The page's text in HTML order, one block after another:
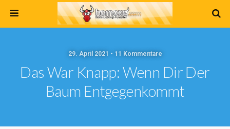
29. April 2021 • 11 Kommentare
Das War Knapp: Wenn Dir Der
Baum Entgegenkommt